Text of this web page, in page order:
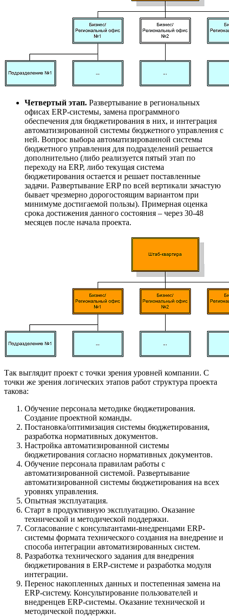
Четвертый этап. Развертывание в региональных
офисах ERP-системы, замена программного
обеспечения для бюджетирования в них, и интеграция
автоматизированной системы бюджетного управления с
ней. Вопрос выбора автоматизированной системы
бюджетного управления для подразделений решается
дополнительно (либо реализуется пятый этап по
переходу на ERP, либо текущая система
бюджетирования остается и решает поставленные
задачи. Развертывание ERP по всей вертикали зачастую
бывает чрезмерно дорогостоящим вариантом при
минимуме достигаемой пользы). Примерная оценка
срока достижения данного состояния – через 30-48
месяцев после начала проекта.
Так выглядит проект с точки зрения уровней компании. С
точки же зрения логических этапов работ структура проекта
такова:
Обучение персонала методике бюджетирования.
Создание проектной команды.
Постановка/оптимизация системы бюджетирования,
разработка нормативных документов.
Настройка автоматизированной системы
бюджетирования согласно нормативных документов.
Обучение персонала правилам работы с
автоматизированной системой. Развертывание
автоматизированной системы бюджетирования на всех
уровнях управления.
Опытная эксплуатация.
Старт в продуктивную эксплуатацию. Оказание
технической и методической поддержки.
Согласование с консультантами-внедренцами ERP-
системы формата технического создания на внедрение и
способа интеграции автоматизированных систем.
Разработка технического задания для внедрения
бюджетирования в ERP-системе и разработка модуля
интеграции.
Перенос накопленных данных и постепенная замена на
ERP-систему. Консультирование пользователей и
внедренцев ERP-системы. Оказание технической и
методической поддержки.